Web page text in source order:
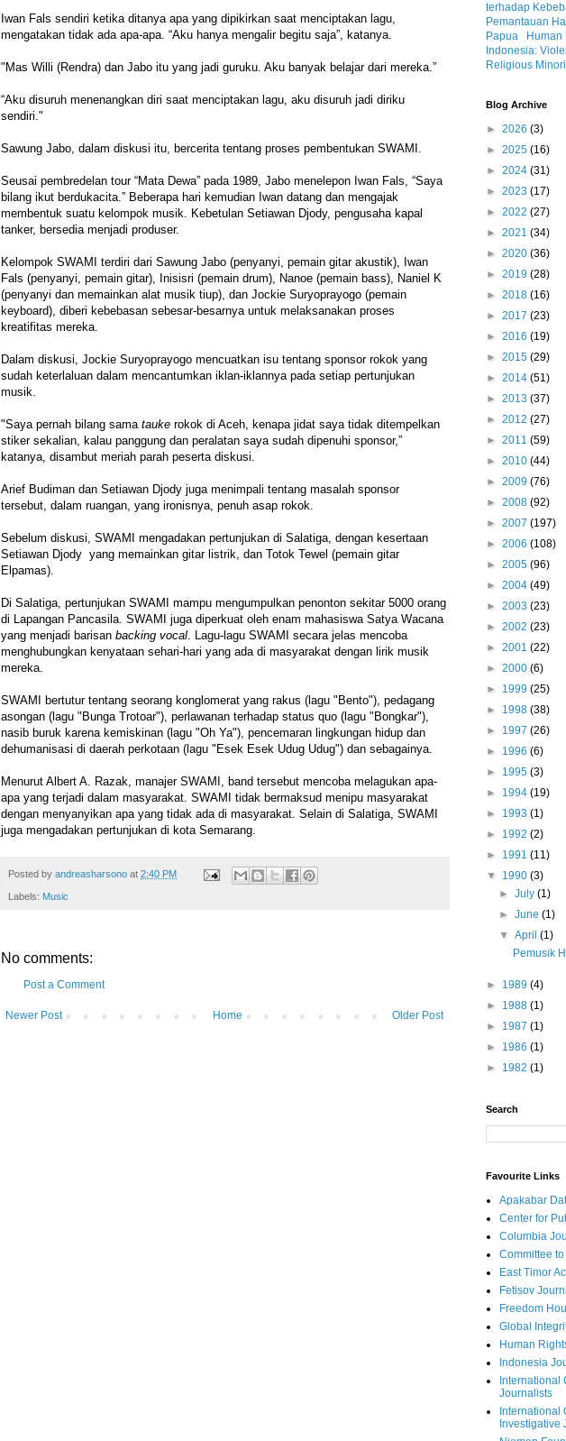
Iwan Fals sendiri ketika ditanya apa yang dipikirkan saat menciptakan lagu,
mengatakan tidak ada apa-apa. “Aku hanya mengalir begitu saja”, katanya.
"Mas Willi (Rendra) dan Jabo itu yang jadi guruku. Aku banyak belajar dari mereka.”
“Aku disuruh menenangkan diri saat menciptakan lagu, aku disuruh jadi diriku
sendiri."
Sawung Jabo, dalam diskusi itu, bercerita tentang proses pembentukan SWAMI.
Seusai pembredelan tour “Mata Dewa” pada 1989, Jabo menelepon Iwan Fals, “Saya
bilang ikut berdukacita.” Beberapa hari kemudian Iwan datang dan mengajak
membentuk suatu kelompok musik. Kebetulan Setiawan Djody, pengusaha kapal
tanker, bersedia menjadi produser.
Kelompok SWAMI terdiri dari Sawung Jabo (penyanyi, pemain gitar akustik), Iwan
Fals (penyanyi, pemain gitar), Inisisri (pemain drum), Nanoe (pemain bass), Naniel K
(penyanyi dan memainkan alat musik tiup), dan Jockie Suryoprayogo (pemain
keyboard), diberi kebebasan sebesar-besarnya untuk melaksanakan proses
kreatifitas mereka.
Dalam diskusi, Jockie Suryoprayogo mencuatkan isu tentang sponsor rokok yang
sudah keterlaluan dalam mencantumkan iklan-iklannya pada setiap pertunjukan
musik.
"Saya pernah bilang sama tauke rokok di Aceh, kenapa jidat saya tidak ditempelkan
stiker sekalian, kalau panggung dan peralatan saya sudah dipenuhi sponsor,”
katanya, disambut meriah parah peserta diskusi.
Arief Budiman dan Setiawan Djody juga menimpali tentang masalah sponsor
tersebut, dalam ruangan, yang ironisnya, penuh asap rokok.
Sebelum diskusi, SWAMI mengadakan pertunjukan di Salatiga, dengan kesertaan
Setiawan Djody yang memainkan gitar listrik, dan Totok Tewel (pemain gitar
Elpamas).
Di Salatiga, pertunjukan SWAMI mampu mengumpulkan penonton sekitar 5000 orang
di Lapangan Pancasila. SWAMI juga diperkuat oleh enam mahasiswa Satya Wacana
yang menjadi barisan backing vocal. Lagu-lagu SWAMI secara jelas mencoba
menghubungkan kenyataan sehari-hari yang ada di masyarakat dengan lirik musik
mereka.
SWAMI bertutur tentang seorang konglomerat yang rakus (lagu "Bento"), pedagang
asongan (lagu "Bunga Trotoar"), perlawanan terhadap status quo (lagu "Bongkar"),
nasib buruk karena kemiskinan (lagu "Oh Ya"), pencemaran lingkungan hidup dan
dehumanisasi di daerah perkotaan (lagu "Esek Esek Udug Udug") dan sebagainya.
Menurut Albert A. Razak, manajer SWAMI, band tersebut mencoba melagukan apa-
apa yang terjadi dalam masyarakat. SWAMI tidak bermaksud menipu masyarakat
dengan menyanyikan apa yang tidak ada di masyarakat. Selain di Salatiga, SWAMI
juga mengadakan pertunjukan di kota Semarang.
Posted by andreasharsono at 2:40 PM
Labels: Music
No comments:
Post a Comment
Newer Post Older Post
Home
terhadap
Pemantauan
Papua
Human
Indonesia:
Religious
Blog Archive
► 2026 (3)
► 2025 (16)
► 2024 (31)
► 2023 (17)
► 2022 (27)
► 2021 (34)
► 2020 (36)
► 2019 (28)
► 2018 (16)
► 2017 (23)
► 2016 (19)
► 2015 (29)
► 2014 (51)
► 2013 (37)
► 2012 (27)
► 2011 (59)
► 2010 (44)
► 2009 (76)
► 2008 (92)
► 2007 (197)
► 2006 (108)
► 2005 (96)
► 2004 (49)
► 2003 (23)
► 2002 (23)
► 2001 (22)
► 2000 (6)
► 1999 (25)
► 1998 (38)
► 1997 (26)
► 1996 (6)
► 1995 (3)
► 1994 (19)
► 1993 (1)
► 1992 (2)
► 1991 (11)
▼ 1990 (3)
►July(1)
►June(1)
▼April(1)
Pemusik
► 1989 (4)
► 1988 (1)
► 1987 (1)
► 1986 (1)
► 1982 (1)
Search
Favourite Links
Apakabar
Center for
Columbia
Committee
East Timor
Fetisov
Freedom
Global
Human
Indonesia
International
Journalists
International
Investigative